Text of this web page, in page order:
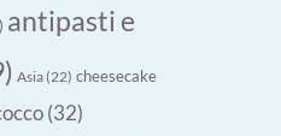
antipasti e
Asia(22) cheesecake
(32)